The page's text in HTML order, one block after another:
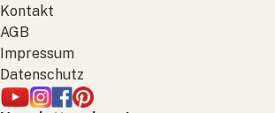
Kontakt
AGB
Impressum
Datenschutz